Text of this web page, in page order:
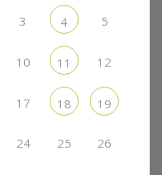
3 4 5
10 11 12
17 18 19
24 25 26